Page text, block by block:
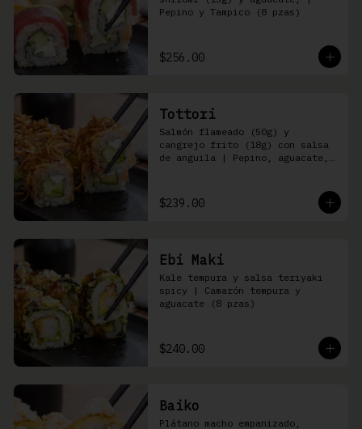
Pepino y Tampico (8 pzas)
$256.00
Tottori
Salmón flameado (50g) y
cangrejo frito (18g) con salsa
de anguila | Pepino, aguacate,
$239.00
Ebi Maki
Kale tempura y salsa teriyaki
spicy | Camarón tempura y
aguacate (8 pzas)
$240.00
Baiko
Plátano macho empanizado,